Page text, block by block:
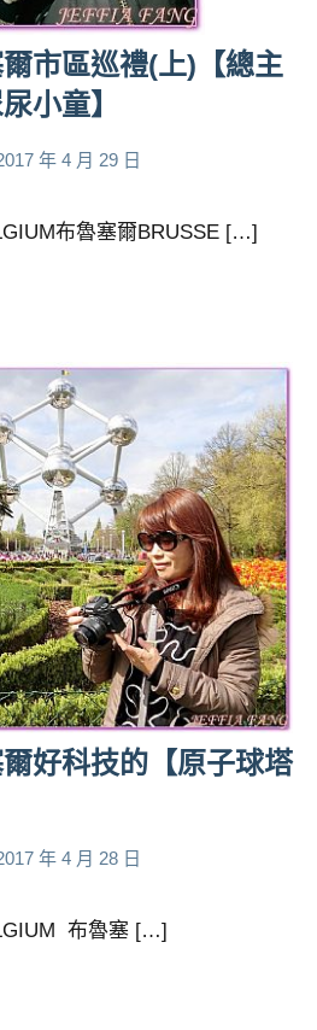
市區巡禮(上)【總主
小童】
年 4 月 29 日
布魯塞爾BRUSSE […]
好科技的【原子球塔
年 4 月 28 日
布魯塞 […]